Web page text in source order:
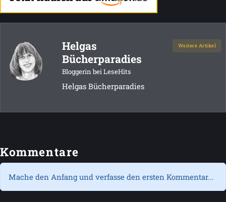
Helgas
Bücherparadies
Bloggerin bei LeseHits
Weitere Artikel
Helgas Bücherparadies
Kommentare
Mache den Anfang und verfasse den ersten Kommentar...